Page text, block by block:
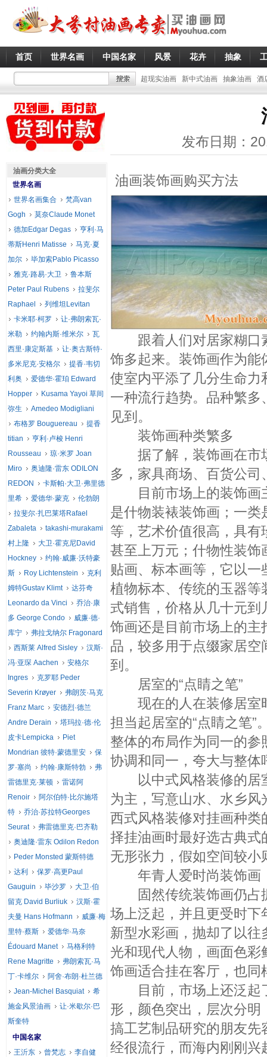
首页 世界名画 中国名家 风景 花卉 抽象
超现实油画 新中式油画 抽象油画 酒
发布日期：
油画装饰画购买方法
跟着人们对居家糊口
饰多起来。装饰画作为
使室内平添了几分生命
一种流行趋势。品种繁
见到。
装饰画种类繁多
据了解，装饰画在市
多，家具商场、百货公
目前市场上的装饰画
是什物装裱装饰画；一
等，艺术价值很高，具
甚至上万元；什物性装
贴画、标本画等，它以
植物标本、传统的玉器
式销售，价格从几十元
饰画还是目前市场上的
品，较多用于点缀家居
到。
居室的“点睛之笔”
现在的人在装修居室
担当起居室的“点睛之笔”
整体的布局作为同一的
协调和同一，夸大与整体
以中式风格装修的居
为主，写意山水、水乡
西式风格装修对挂画种
择挂油画时最好选古典
无形张力，假如空间较
年青人爱时尚装饰画
固然传统装饰画仍占
场上泛起，并且更受时
新型水彩画，抛却了以
光和现代人物，画面色
饰画适合挂在客厅，也
目前，市场上还泛起
形，颜色突出，层次分
搞工艺制品研究的朋友
经很流行，而海内刚刚
油画分类大全
世界名画
世界名画集合
梵高van
Gogh
莫奈Claude Monet
德加Edgar Degas
亨利·马
蒂斯Henri Matisse
马克·夏
加尔
毕加索Pablo Picasso
雅克·路易·大卫
鲁本斯
Peter Paul Rubens
拉斐尔
Raphael
列维坦Levitan
卡米耶·柯罗
让·弗朗索瓦·
米勒
约翰内斯·维米尔
瓦
西里·康定斯基
让·奥古斯特·
多米尼克·安格尔
提香·韦切
利奥
爱德华·霍珀 Edward
Hopper
Kusama Yayoi 草间
弥生
Amedeo Modigliani
布格罗 Bouguereau
提香
titian
亨利·卢梭 Henri
Rousseau
琼·米罗 Joan
Miro
奥迪隆·雷东 ODILON
REDON
卡斯帕·大卫·弗里德
里希
爱德华·蒙克
伦勃朗
拉斐尔·扎巴莱塔Rafael
Zabaleta
takashi-murakami
村上隆
大卫·霍克尼David
Hockney
约翰·威廉·沃特豪
斯
Roy Lichtenstein
克利
姆特Gustav Klimt
达芬奇
Leonardo da Vinci
乔治·康
多 George Condo
威廉·德·
库宁
弗拉戈纳尔 Fragonard
西斯莱 Alfred Sisley
汉斯·
冯·亚琛 Aachen
安格尔
Ingres
克罗耶 Peder
Severin Krøyer
弗朗茨·马克
Franz Marc
安德烈·德兰
Andre Derain
塔玛拉·德·伦
皮卡Lempicka
Piet
Mondrian 彼特·蒙德里安
保
罗·塞尚
约翰·康斯特勃
弗
雷德里克·莱顿
雷诺阿
Renoir
阿尔伯特·比尔施塔
特
乔治·苏拉特Georges
Seurat
弗雷德里克·巴齐勒
奥迪隆·雷东 Odilon Redon
Peder Monsted 蒙斯特德
达利
保罗·高更Paul
Gauguin
毕沙罗
大卫·伯
留克 David Burliuk
汉斯·霍
夫曼 Hans Hofmann
威廉·梅
里特·蔡斯
爱德华·马奈
Édouard Manet
马格利特
Rene Magritte
弗朗索瓦·马
丁·卡维尔
阿舍·布朗·杜兰德
Jean-Michel Basquiat
希
施金风景油画
让·米歇尔·巴
斯奎特
中国名家
王沂东
曾梵志
李自健